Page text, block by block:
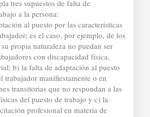
tres supuestos de falta de
a la persona:
al puesto por las características
es el caso, por ejemplo, de los
propia naturaleza no puedan ser
con discapacidad física,
b) la falta de adaptación al puesto
trabajador manifiestamente o en
transitorias que no respondan a las
del puesto de trabajo y c) la
profesional en materia de